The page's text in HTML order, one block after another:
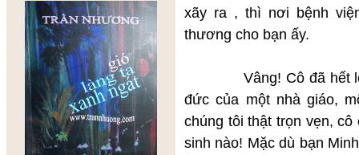
xãy ra , thì nơi bệnh
thương cho bạn ấy.
Vâng! Cô đã hết lòng
đức của một nhà giáo,
chúng tôi thật trọn vẹn,
sinh nào! Mặc dù bạn